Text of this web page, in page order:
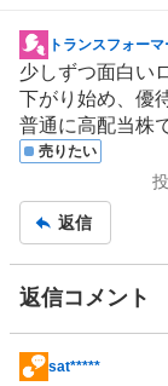
掲
示
板
記
事
トランスフォーマ
少しずつ面白い
下がり始め、優
普通に高配当株
売りたい
返信
返信コメント
掲
sat*****